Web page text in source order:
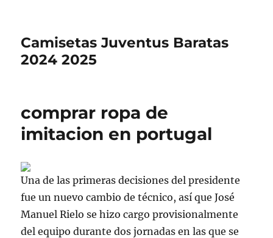
Camisetas Juventus Baratas
2024 2025
comprar ropa de
imitacion en portugal
Una de las primeras decisiones del presidente
fue un nuevo cambio de técnico, así que José
Manuel Rielo se hizo cargo provisionalmente
del equipo durante dos jornadas en las que se